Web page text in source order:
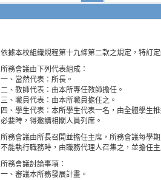
依據本校組織規程第十九條第二款之規定，特訂
所務會議由下列代表組成：
一、當然代表：所長。
二、教師代表：由本所專任教師擔任。
三、職員代表：由本所職員擔任之。
四、學生代表：本所學生代表一名，由全體學生
必要時，得邀請相關人員列席。
所務會議由所長召開並擔任主席，所務會議每學
不能執行職務時，由職務代理人召集之，並擔任
所務會議討論事項：
一、審議本所務發展計畫。